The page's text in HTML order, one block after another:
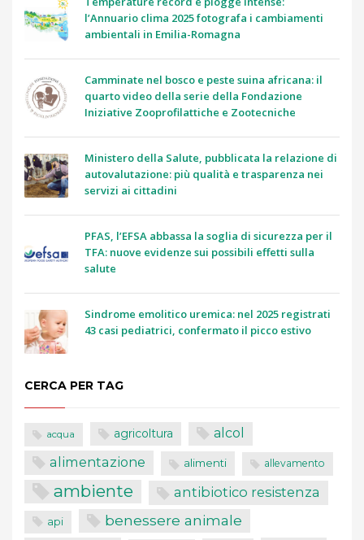
l’Annuario clima 2025 fotografa i cambiamenti
ambientali in Emilia-Romagna
Camminate nel bosco e peste suina africana: il
quarto video della serie della Fondazione
Iniziative Zooprofilattiche e Zootecniche
Ministero della Salute, pubblicata la relazione di
autovalutazione: più qualità e trasparenza nei
servizi ai cittadini
PFAS, l’EFSA abbassa la soglia di sicurezza per il
TFA: nuove evidenze sui possibili effetti sulla
salute
Sindrome emolitico uremica: nel 2025 registrati
43 casi pediatrici, confermato il picco estivo
CERCA PER TAG
acqua agricoltura alcol
alimentazione alimenti allevamento
ambiente antibiotico resistenza
api benessere animale